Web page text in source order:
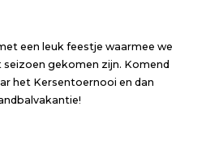
een leuk feestje waarmee we
gekomen zijn. Komend
het Kersentoernooi en dan